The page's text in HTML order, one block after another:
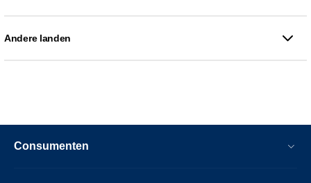
Andere landen
Consumenten